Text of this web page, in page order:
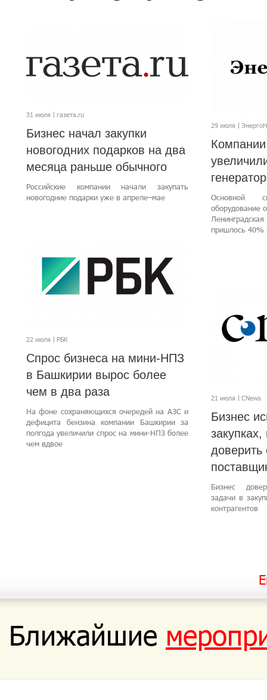
31 июля газета.ru
Бизнес начал закупки
новогодних подарков на два
месяца раньше обычного
Российские компании начали закупать
новогодние подарки уже в апреле–мае
22 июля РБК
Спрос бизнеса на мини-НПЗ
в Башкирии вырос более
чем в два раза
На фоне сохраняющихся очередей на АЗС и
дефицита бензина компании Башкирии за
полгода увеличили спрос на мини-НПЗ более
чем вдвое
29 июля
Основной
оборудование
пришлось 40%
21 июля CNews
Бизнес
закупках,
Бизнес
задачи в
контрагентов
Ближайшие